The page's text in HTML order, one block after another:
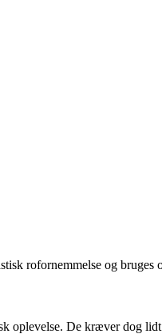
rofornemmelse og bruges
oplevelse. De kræver dog